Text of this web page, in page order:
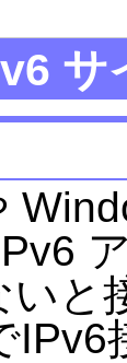
サ
いと